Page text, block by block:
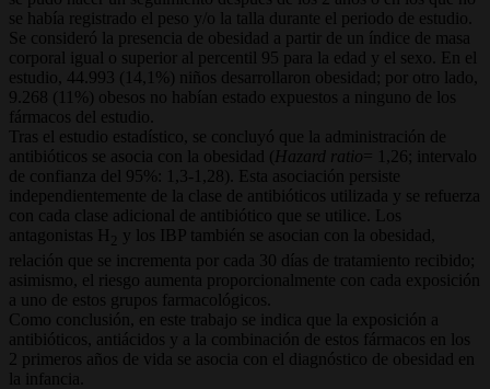
se había registrado el peso y/o la talla durante el periodo de estudio.
Se consideró la presencia de obesidad a partir de un índice de masa
corporal igual o superior al percentil 95 para la edad y el sexo. En el
estudio, 44.993 (14,1%) niños desarrollaron obesidad; por otro lado,
9.268 (11%) obesos no habían estado expuestos a ninguno de los
fármacos del estudio.
Tras el estudio estadístico, se concluyó que la administración de
antibióticos se asocia con la obesidad ( Hazard ratio = 1,26; intervalo
de confianza del 95%: 1,3-1,28). Esta asociación persiste
independientemente de la clase de antibióticos utilizada y se refuerza
con cada clase adicional de antibiótico que se utilice. Los
antagonistas H 2 y los IBP también se asocian con la obesidad,
relación que se incrementa por cada 30 días de tratamiento recibido;
asimismo, el riesgo aumenta proporcionalmente con cada exposición
a uno de estos grupos farmacológicos.
Como conclusión, en este trabajo se indica que la exposición a
antibióticos, antiácidos y a la combinación de estos fármacos en los
2 primeros años de vida se asocia con el diagnóstico de obesidad en
la infancia.